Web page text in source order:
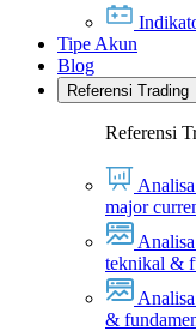
Tipe Akun
Blog
Referensi Trading
Referensi
major
teknikal &
&